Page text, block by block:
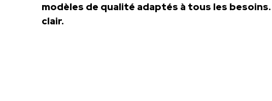
modèles de qualité adaptés à tous les
clair.